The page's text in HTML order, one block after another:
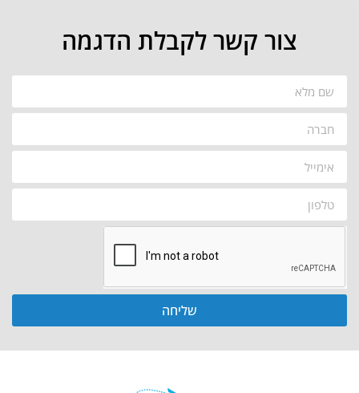
צור קשר לקבלת הדגמה
שליחה